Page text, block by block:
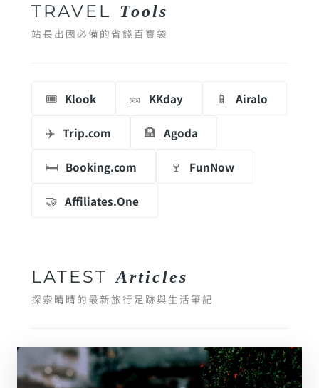
TRAVEL Tools
站長出國必備的省錢百寶袋
🎟️ Klook 🎫 KKday 📱 Airalo
✈️ Trip.com 🏨 Agoda
🛏️ Booking.com 🍷 FunNow
🤝 Affiliates.One
LATEST Articles
探索晴晴的最新旅行足跡與生活筆記